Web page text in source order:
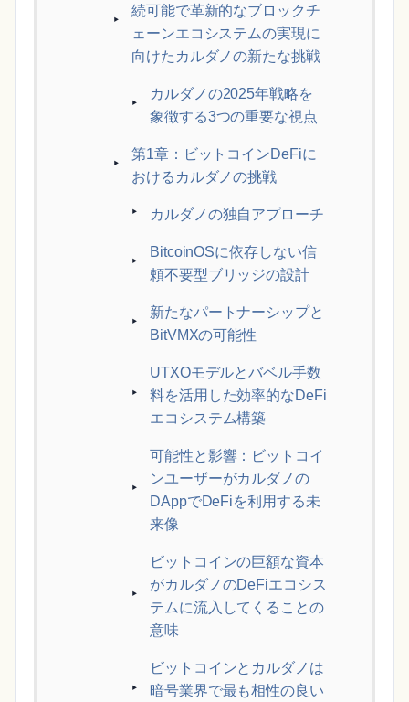
続可能で革新的なブロックチ
ェーンエコシステムの実現に
向けたカルダノの新たな挑戦
カルダノの2025年戦略を
象徴する3つの重要な視点
第1章：ビットコインDeFiに
おけるカルダノの挑戦
カルダノの独自アプローチ
BitcoinOSに依存しない信
頼不要型ブリッジの設計
新たなパートナーシップと
BitVMXの可能性
UTXOモデルとバベル手数
料を活用した効率的なDeFi
エコシステム構築
可能性と影響：ビットコイ
ンユーザーがカルダノの
DAppでDeFiを利用する未
来像
ビットコインの巨額な資本
がカルダノのDeFiエコシス
テムに流入してくることの
意味
ビットコインとカルダノは
暗号業界で最も相性の良い